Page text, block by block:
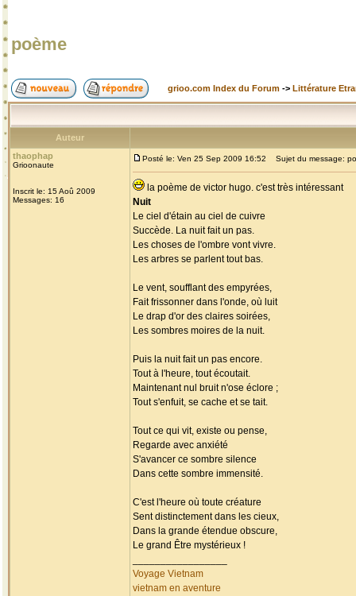
poème
grioo.com Index du Forum -> Littérature
Auteur
thaophap
Grioonaute
Inscrit le: 15 Aoû 2009
Messages: 16
Posté le: Ven 25 Sep 2009 16:52 Sujet du message:
la poème de victor hugo. c'est très intéressant
Nuit
Le ciel d'étain au ciel de cuivre
Succède. La nuit fait un pas.
Les choses de l'ombre vont vivre.
Les arbres se parlent tout bas.
Le vent, soufflant des empyrées,
Fait frissonner dans l'onde, où luit
Le drap d'or des claires soirées,
Les sombres moires de la nuit.
Puis la nuit fait un pas encore.
Tout à l'heure, tout écoutait.
Maintenant nul bruit n'ose éclore ;
Tout s'enfuit, se cache et se tait.
Tout ce qui vit, existe ou pense,
Regarde avec anxiété
S'avancer ce sombre silence
Dans cette sombre immensité.
C'est l'heure où toute créature
Sent distinctement dans les cieux,
Dans la grande étendue obscure,
Le grand Être mystérieux !
Voyage Vietnam
vietnam en aventure